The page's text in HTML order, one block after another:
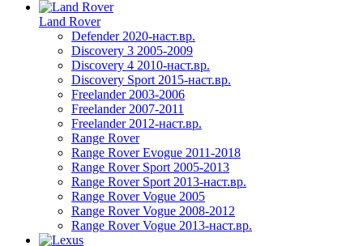
Land Rover
Defender 2020-наст.вр.
Discovery 3 2005-2009
Discovery 4 2010-наст.вр.
Discovery Sport 2015-наст.вр.
Freelander 2003-2006
Freelander 2007-2011
Freelander 2012-наст.вр.
Range Rover
Range Rover Evogue 2011-2018
Range Rover Sport 2005-2013
Range Rover Sport 2013-наст.вр.
Range Rover Vogue 2005
Range Rover Vogue 2008-2012
Range Rover Vogue 2013-наст.вр.